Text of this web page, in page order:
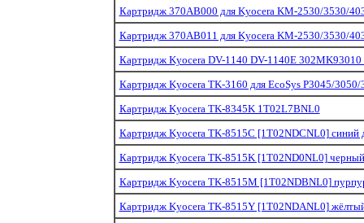
Картридж 370AB000 для Kyocera KM-2530/3530/
Картридж 370AB011 для Kyocera KM-2530/3530/
Картридж Kyocera DV-1140 DV-1140E 302MK93010
Картридж Kyocera TK-3160 для EcoSys P3045/
Картридж Kyocera TK-8345K 1T02L7BNL0
Картридж Kyocera TK-8515C [1T02NDCNL0] синий
Картридж Kyocera TK-8515K [1T02ND0NL0]
Картридж Kyocera TK-8515M [1T02NDBNL0]
Картридж Kyocera TK-8515Y [1T02NDANL0]